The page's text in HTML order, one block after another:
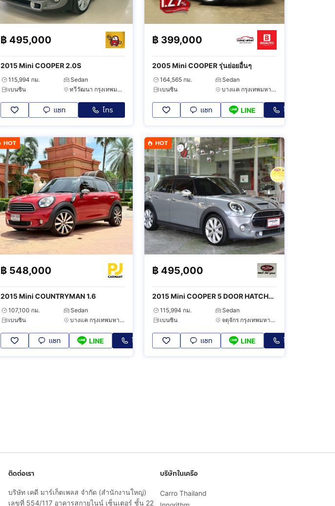
฿ 495,000
2015 Mini COOPER 2.0S
115,994 กม.
Sedan
เบนซิน
ทวีวัฒนา กรุงเทพมหานคร
แชท โทร
฿ 399,000
2005 Mini COOPER รุ่นย่อยอื่นๆ
164,565 กม.
Sedan
เบนซิน
บางแค กรุงเทพมหานคร
แชท LINE โทร
HOT
฿ 548,000
2015 Mini COUNTRYMAN 1.6
107,100 กม.
Sedan
เบนซิน
บางแค กรุงเทพมหานคร
แชท LINE โทร
HOT
฿ 495,000
2015 Mini COOPER 5 DOOR HATCH
2.0 S
115,994 กม.
Sedan
เบนซิน
จตุจักร กรุงเทพมหานคร
แชท LINE โทร
ติดต่อเรา
บริษัท เคดี มาร์เก็ตเพลส จำกัด (สำนักงานใหญ่)
เลขที่ 554/117 อาคารสกายไนน์ เซ็นเตอร์ ชั้น 22
บริษัทในเครือ
Carro Thailand